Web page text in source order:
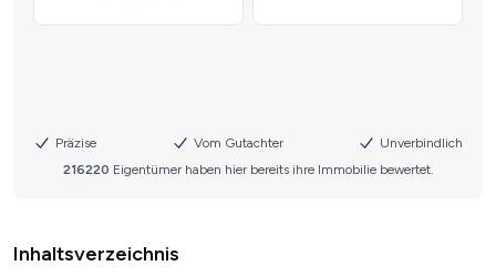
Inhaltsverzeichnis